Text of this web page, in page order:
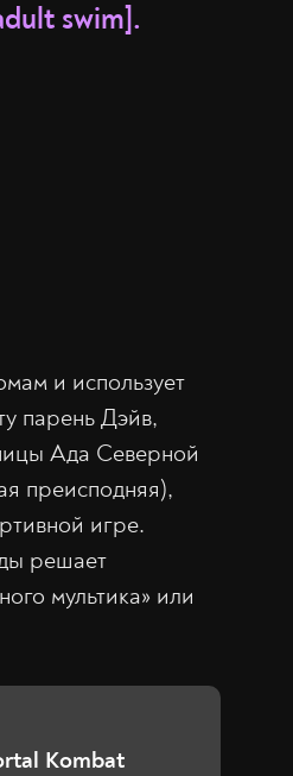
swim].
и использует
парень Дэйв,
Ада Северной
преисподняя),
игре.
решает
мультика» или
Kombat